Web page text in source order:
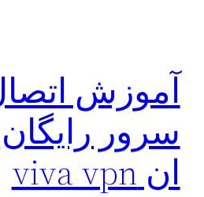
آموزش‌
سرور
ان viva vpn